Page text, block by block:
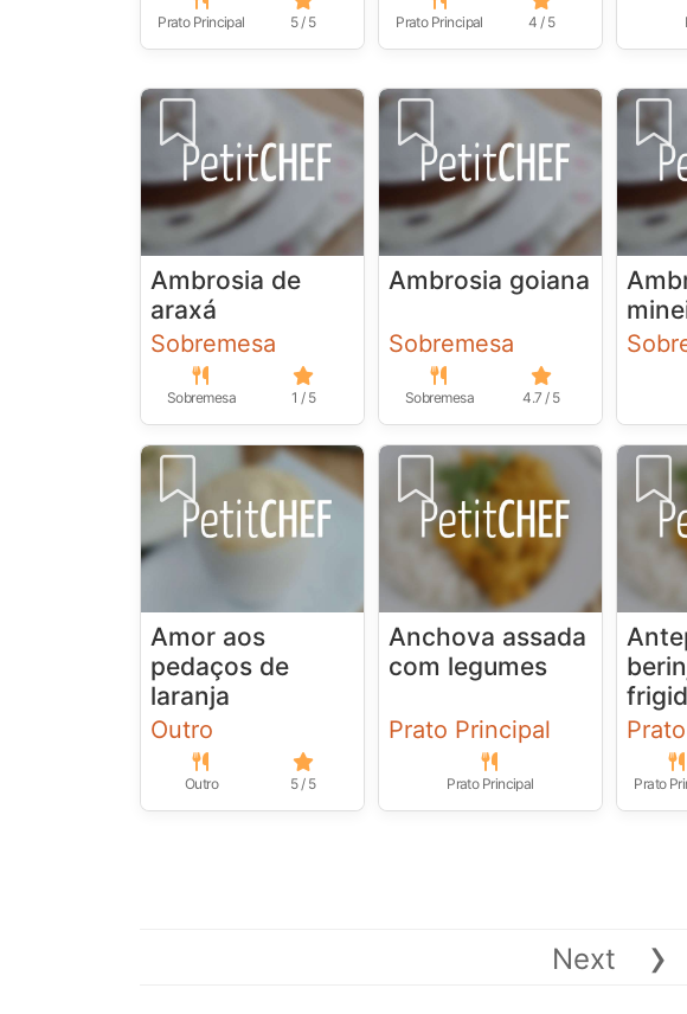
Prato Principal 5 / 5 Prato Principal 4 / 5
Ambrosia de
araxá
Sobremesa
Sobremesa 1 / 5
Ambrosia goiana
Sobremesa
Sobremesa 4.7 / 5
Amor aos
pedaços de
laranja
Outro
Outro 5 / 5
Anchova assada
com legumes
Prato Principal
Prato Principal Prato
Next ›